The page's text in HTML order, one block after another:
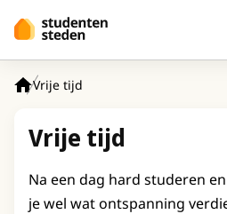
Vrije tijd
Vrije tijd
Na een dag hard studeren
je wel wat ontspanning